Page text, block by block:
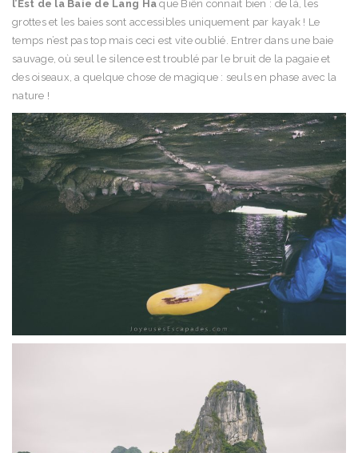
l’Est de la Baie de Lang Ha que Biên connait bien : de là, les
grottes et les baies sont accessibles uniquement par kayak ! Le
temps n’est pas top mais ceci est vite oublié. Entrer dans une baie
sauvage, où seul le silence est troublé par le bruit de la pagaie et
des oiseaux, a quelque chose de magique : seuls en phase avec la
nature !